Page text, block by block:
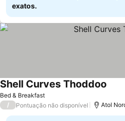
exatos.
Bed & Breakfast
Shell Curves Thoddoo
/ Pontuação não disponível Atol